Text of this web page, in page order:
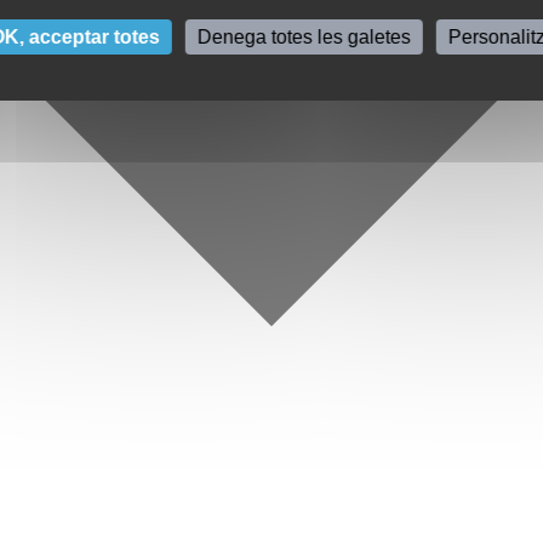
acceptar totes Denega totes les galetes